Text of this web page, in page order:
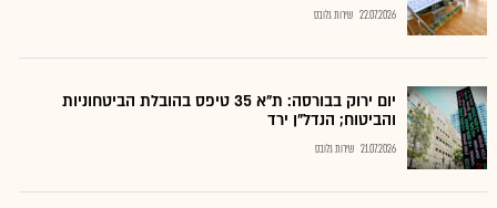
22.07.2026 שירות גלובס
יום ירוק בבורסה: ת"א 35 טיפס בהובלת הביטחוניות
והביטוח; הנדל"ן ירד
21.07.2026 שירות גלובס